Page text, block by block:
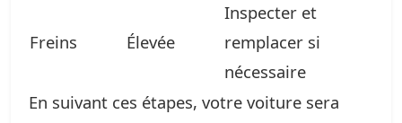
Freins Élevée
Inspecter et
remplacer si
nécessaire
En suivant ces étapes, votre voiture sera